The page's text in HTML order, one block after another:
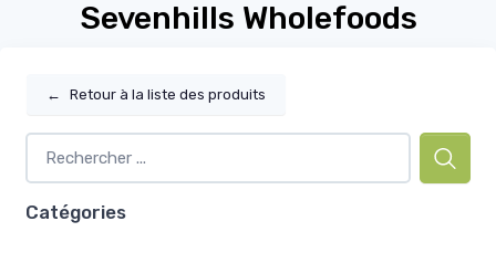
Sevenhills Wholefoods
← Retour à la liste des produits
Catégories